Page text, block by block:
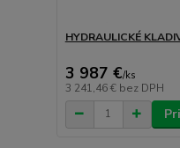
HYDRAULICKÉ
3 987 €/ks
3 241,46 € bez DPH